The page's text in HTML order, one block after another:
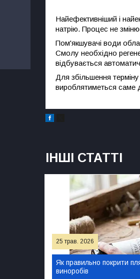
Найефективніший і
натрію. Процес не
Пом'якшувачі води
Смолу необхідно
відбувається
Для збільшення
вироблятиметься саме
ІНШІ СТАТТІ
25 трав. 2026
Як правильно покрити
виноробів